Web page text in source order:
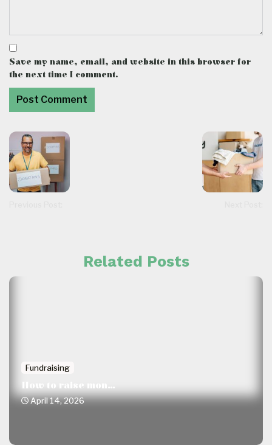
Save my name, email, and website in this browser for
the next time I comment.
Related Posts
Fundraising
How to raise mon...
April 14, 2026